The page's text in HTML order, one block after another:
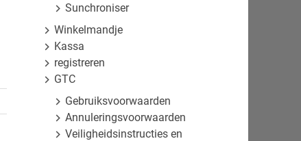
Sunchroniser
Winkelmandje
Kassa
registreren
GTC
Gebruiksvoorwaarden
Annuleringsvoorwaarden
Veiligheidsinstructies en